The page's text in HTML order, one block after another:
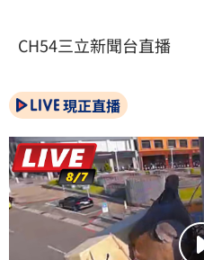
CH54三立新聞台直播
現正直播